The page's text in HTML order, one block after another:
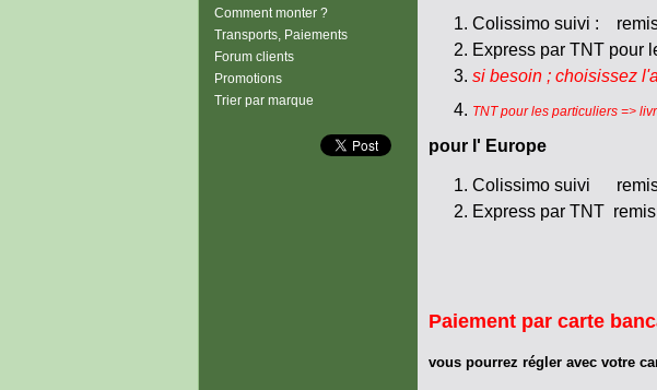
Comment monter ?
Transports, Paiements
Forum clients
Promotions
Trier par marque
Colissimo suivi :
Express par TNT pour
si besoin ; choisissez
TNT pour les particuliers =>
pour l' Europe
Colissimo suivi remis
Express par TNT
Paiement par carte
vous pourrez régler avec votre